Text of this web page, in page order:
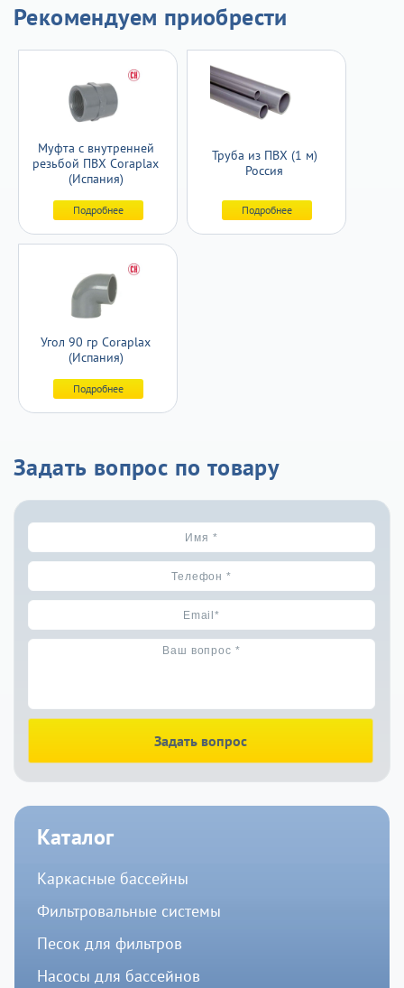
Рекомендуем приобрести
Муфта с внутренней
резьбой ПВХ Coraplax
(Испания)
Подробнее
Труба из ПВХ (1 м)
Россия
Подробнее
Угол 90 гр Coraplax
(Испания)
Подробнее
Задать вопрос по товару
Задать вопрос
Каталог
Каркасные бассейны
Фильтровальные системы
Песок для фильтров
Насосы для бассейнов